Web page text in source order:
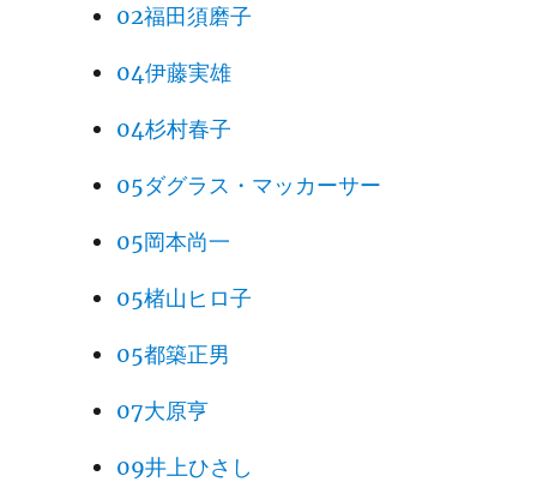
02福田須磨子
04伊藤実雄
04杉村春子
05ダグラス・マッカーサー
05岡本尚一
05楮山ヒロ子
05都築正男
07大原亨
09井上ひさし